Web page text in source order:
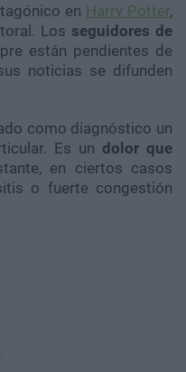
en Harry Potter,
Los seguidores de
están pendientes de
noticias se difunden
como diagnóstico un
Es un dolor que
en ciertos casos
o fuerte congestión